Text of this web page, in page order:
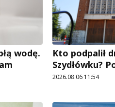
wodę.
Kto podpalił
Szydłówku?
2026.08.06 11:54